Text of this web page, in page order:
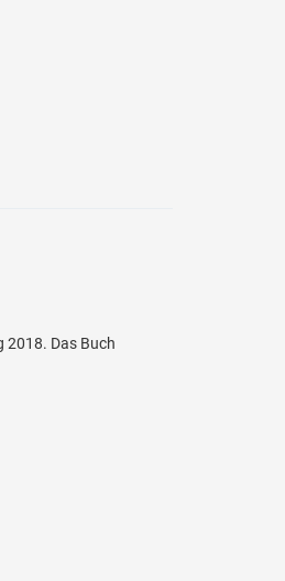
2018. Das Buch